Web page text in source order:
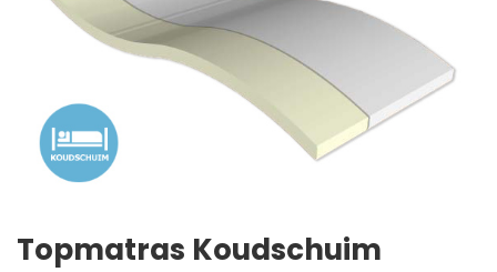
Topmatras Koudschuim